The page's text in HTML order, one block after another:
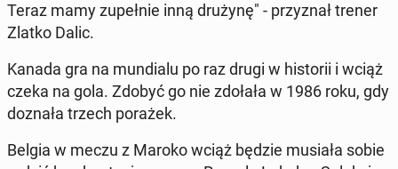
Teraz mamy zu­peł­nie inną drużynę" - przy­znał trener
Zlatko Dalic.
Kanada gra na mun­dia­lu po raz drugi w hi­sto­rii i wciąż
czeka na gola. Zdobyć go nie zdołała w 1986 roku, gdy
doznała trzech porażek.
Belgia w meczu z Maroko wciąż będzie musiała sobie